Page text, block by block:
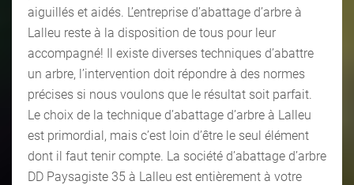
aiguillés et aidés. L’entreprise d’abattage d’arbre à
Lalleu reste à la disposition de tous pour leur
accompagné! Il existe diverses techniques d’abattre
un arbre, l’intervention doit répondre à des normes
précises si nous voulons que le résultat soit parfait.
Le choix de la technique d’abattage d’arbre à Lalleu
est primordial, mais c’est loin d’être le seul élément
dont il faut tenir compte. La société d’abattage d’arbre
DD Paysagiste 35 à Lalleu est entièrement à votre